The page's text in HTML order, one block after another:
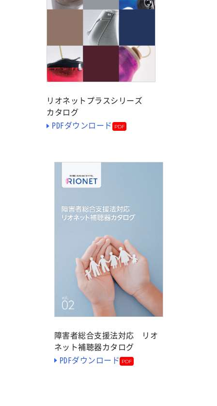
リオネットプラスシリーズ
カタログ
PDFダウンロード
PDF
障害者総合支援法対応 リオ
ネット補聴器カタログ
PDFダウンロード PDF